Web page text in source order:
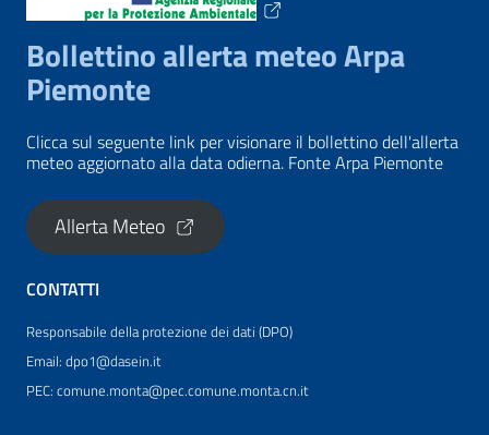
Bollettino allerta meteo Arpa
Piemonte
Clicca sul seguente link per visionare il bollettino dell'allerta
meteo aggiornato alla data odierna. Fonte Arpa Piemonte
Allerta Meteo
CONTATTI
Responsabile della protezione dei dati (DPO)
Email: dpo1@dasein.it
PEC: comune.monta@pec.comune.monta.cn.it